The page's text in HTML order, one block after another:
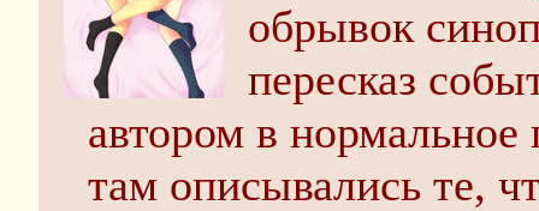
обрывок
пересказ
автором в
там описывались те,